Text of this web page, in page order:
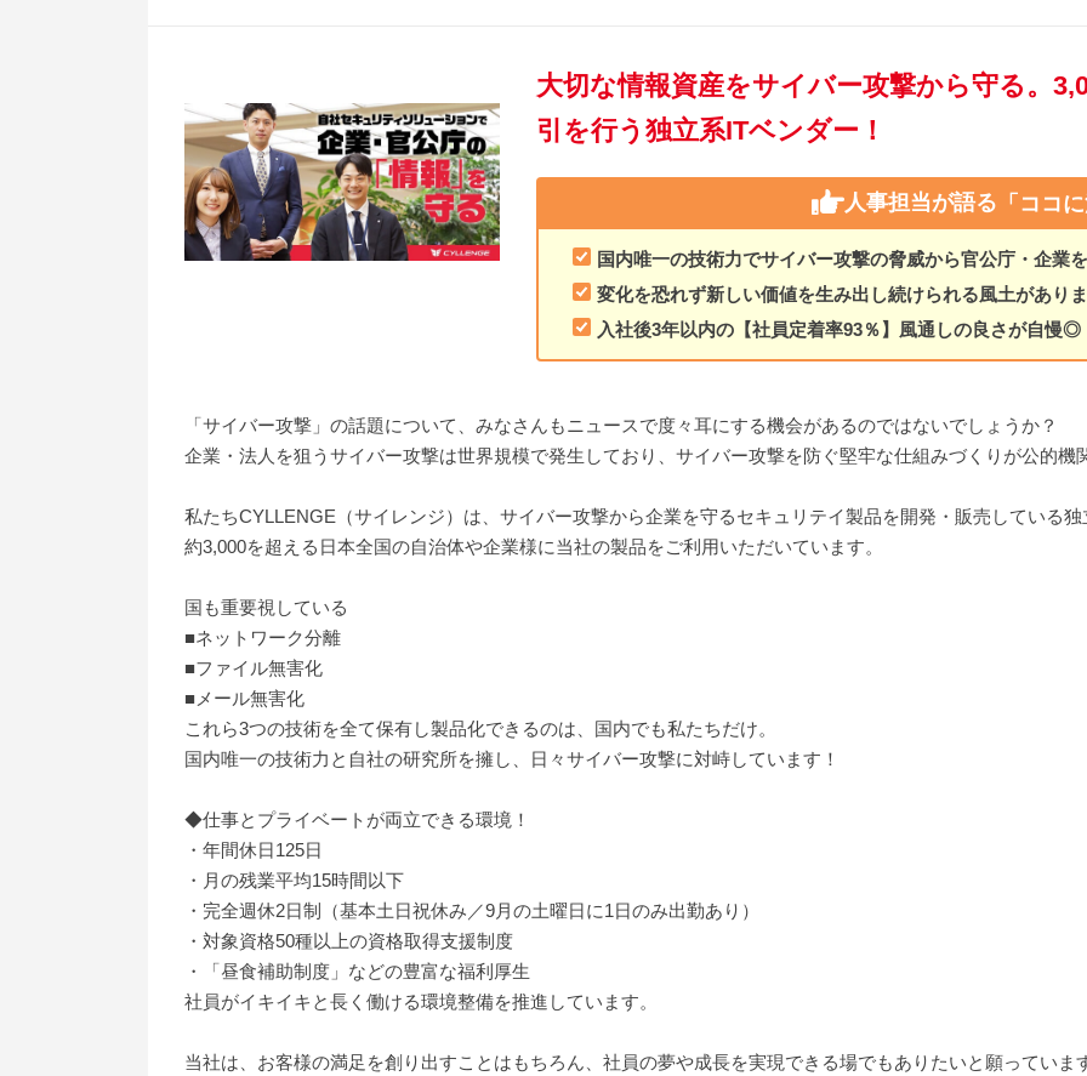
大切な情報資産をサイバー攻撃から守る。
引を行う独立系ITベンダー！
人事担当が語る 「ココ
国内唯一の技術力でサイバー攻撃の脅威から官公庁・企業
変化を恐れず新しい価値を生み出し続けられる風土があり
入社後3年以内の【社員定着率93％】風通しの良さが自慢◎
「サイバー攻撃」の話題について、みなさんもニュースで度々耳にする機会があるのではないでしょうか？
企業・法人を狙うサイバー攻撃は世界規模で発生しており、サイバー攻撃を防ぐ堅牢な仕組みづくりが公的機
私たちCYLLENGE（サイレンジ）は、サイバー攻撃から企業を守るセキュリテイ製品を開発・販売している
約3,000を超える日本全国の自治体や企業様に当社の製品をご利用いただいています。
国も重要視している
■ネットワーク分離
■ファイル無害化
■メール無害化
これら3つの技術を全て保有し製品化できるのは、国内でも私たちだけ。
国内唯一の技術力と自社の研究所を擁し、日々サイバー攻撃に対峙しています！
◆仕事とプライベートが両立できる環境！
・年間休日125日
・月の残業平均15時間以下
・完全週休2日制（基本土日祝休み／9月の土曜日に1日のみ出勤あり）
・対象資格50種以上の資格取得支援制度
・「昼食補助制度」などの豊富な福利厚生
社員がイキイキと長く働ける環境整備を推進しています。
当社は、お客様の満足を創り出すことはもちろん、社員の夢や成長を実現できる場でもありたいと願っていま